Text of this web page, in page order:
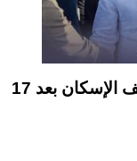
الزحاف: حكومة الدبيبة أنجزت في ملف الإسكان بعد 17